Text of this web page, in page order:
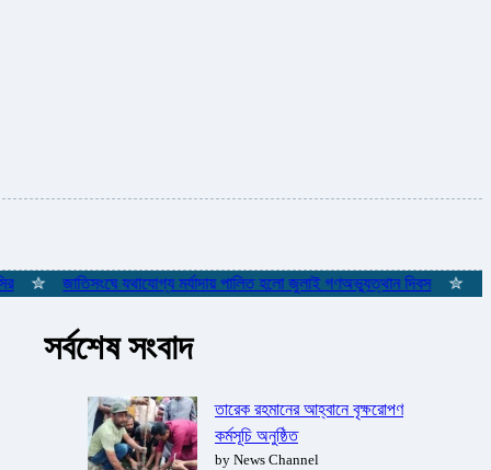
জাতিসংঘে যথাযোগ্য মর্যাদায় পালিত হলো জুলাই গণঅভ্যুত্থান দিবস ✮
সর্বশেষ সংবাদ
তারেক রহমানের আহ্বানে বৃক্ষরোপণ
কর্মসূচি অনুষ্ঠিত
by News Channel